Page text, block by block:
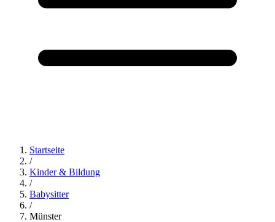
Startseite
/
Kinder & Bildung
/
Babysitter
/
Münster